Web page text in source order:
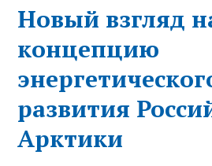
Новый взгляд
концепцию
развития
Арктики